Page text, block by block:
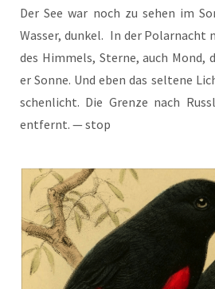
Der See war noch zu sehen im
Was­ser, dun­kel. In der Polar­nacht
des Him­mels, Ster­ne, auch
er Son­ne. Und eben das sel­te­ne
schen­licht. Die Gren­ze nach
ent­fernt. — stop